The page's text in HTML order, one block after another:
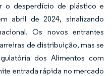
o desperdício de plástico e
abril de 2024, sinalizando
Os novos entrantes
de distribuição, mas se
dos Alimentos com
entrada rápida no mercado